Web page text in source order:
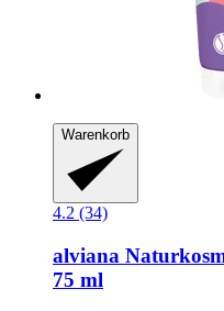
Warenkorb
4.2 (34)
alviana
75 ml